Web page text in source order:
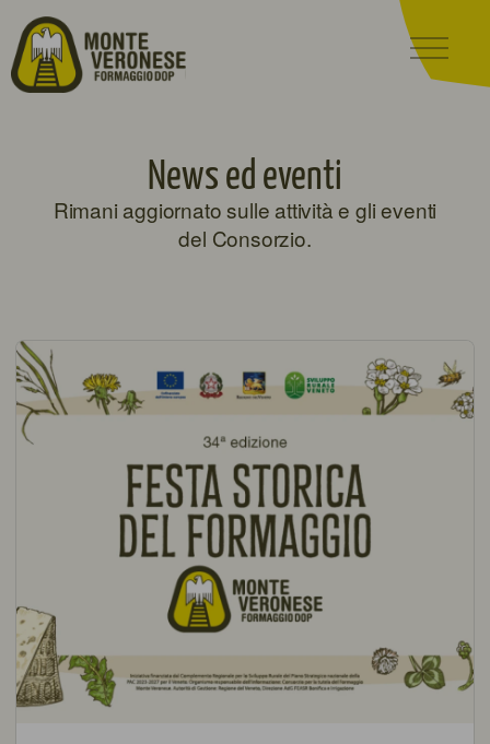
News ed eventi
Rimani aggiornato sulle attività e gli eventi
del Consorzio.